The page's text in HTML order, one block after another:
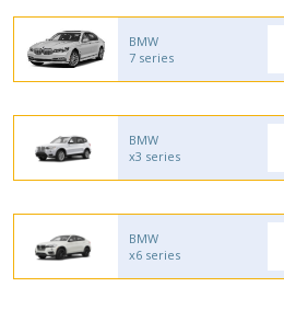
BMW
7 series
BMW
x3 series
BMW
x6 series